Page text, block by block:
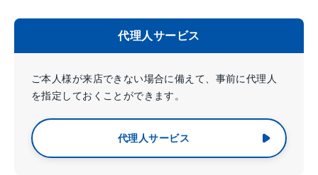
代理人サービス
ご本人様が来店できない場合に備えて、事前に代理人
を指定しておくことができます。
代理人サービス